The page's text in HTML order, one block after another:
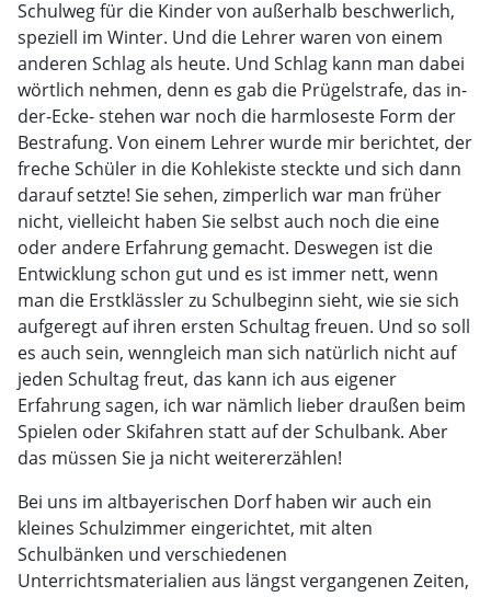
Schulweg für die Kinder von außerhalb beschwerlich,
speziell im Winter. Und die Lehrer waren von einem
anderen Schlag als heute. Und Schlag kann man dabei
wörtlich nehmen, denn es gab die Prügelstrafe, das in-
der-Ecke- stehen war noch die harmloseste Form der
Bestrafung. Von einem Lehrer wurde mir berichtet, der
freche Schüler in die Kohlekiste steckte und sich dann
darauf setzte! Sie sehen, zimperlich war man früher
nicht, vielleicht haben Sie selbst auch noch die eine
oder andere Erfahrung gemacht. Deswegen ist die
Entwicklung schon gut und es ist immer nett, wenn
man die Erstklässler zu Schulbeginn sieht, wie sie sich
aufgeregt auf ihren ersten Schultag freuen. Und so soll
es auch sein, wenngleich man sich natürlich nicht auf
jeden Schultag freut, das kann ich aus eigener
Erfahrung sagen, ich war nämlich lieber draußen beim
Spielen oder Skifahren statt auf der Schulbank. Aber
das müssen Sie ja nicht weitererzählen!
Bei uns im altbayerischen Dorf haben wir auch ein
kleines Schulzimmer eingerichtet, mit alten
Schulbänken und verschiedenen
Unterrichtsmaterialien aus längst vergangenen Zeiten,